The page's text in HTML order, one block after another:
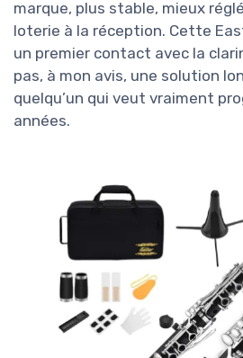
marque, plus stable, mieux
loterie à la réception. Cette
un premier contact avec la
pas, à mon avis, une solution
quelqu’un qui veut vraiment
années.